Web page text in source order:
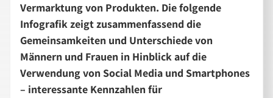
Vermarktung von Produkten. Die folgende
Infografik zeigt zusammenfassend die
Gemeinsamkeiten und Unterschiede von
Männern und Frauen in Hinblick auf die
Verwendung von Social Media und Smartphones
– interessante Kennzahlen für